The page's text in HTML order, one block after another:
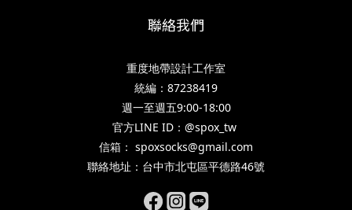
聯絡我們
重度地帶設計工作室
統編：87238419
週一至週五9:00-18:00
官方LINE ID：@spox_tw
信箱： spoxsocks@gmail.com
聯絡地址：台中市北屯區平德路46號